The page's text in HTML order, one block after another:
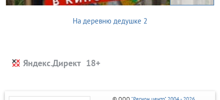
На деревню дедушке 2
Яндекс.Директ